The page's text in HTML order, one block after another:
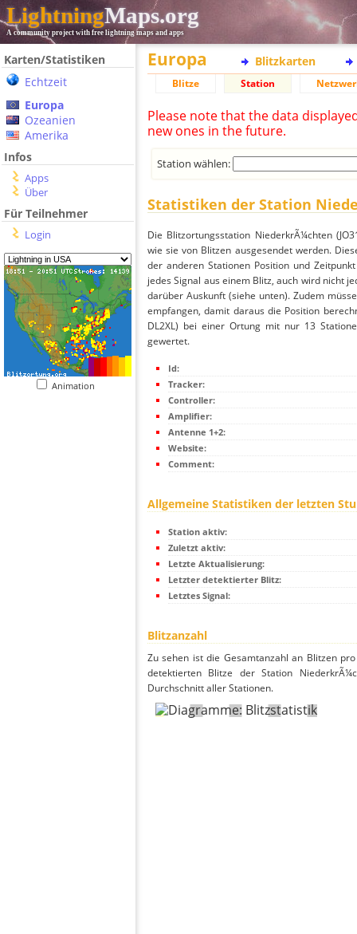
LightningMaps.org
A community project with free lightning maps and apps
Karten/Statistiken
Echtzeit
Europa
Ozeanien
Amerika
Infos
Apps
Über
Für Teilnehmer
Login
Animation
Europa Blitzkarten
Blitze Station
Please note that the data
new ones in the future.
Station wählen:
Statistiken der Station
Die Blitzortungsstation NiederkrÃ¼chten
wie sie von Blitzen ausgesendet werden.
der anderen Stationen Position und
jedes Signal aus einem Blitz, auch wird nicht
darüber Auskunft (siehe unten). Zudem
empfangen, damit daraus die Position
DL2XL) bei einer Ortung mit nur 13
gewertet.
Id:
Tracker:
Controller:
Amplifier:
Antenne 1+2:
Website:
Comment:
Allgemeine Statistiken der letzten
Station aktiv:
Zuletzt aktiv:
Letzte Aktualisierung:
Letzter detektierter Blitz:
Letztes Signal:
Blitzanzahl
Zu sehen ist die Gesamtanzahl an Blitzen
detektierten Blitze der Station
Durchschnitt aller Stationen.